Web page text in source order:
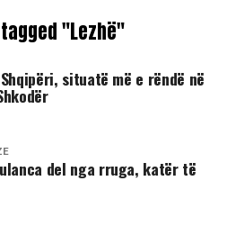
"Lezhë"
situatë më e rëndë në
del nga rruga, katër të